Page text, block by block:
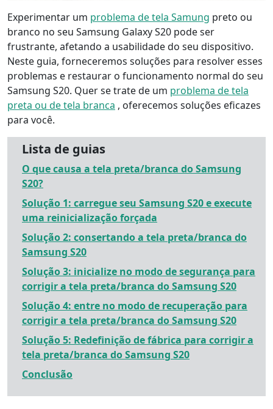
Experimentar um problema de tela Samung preto ou
branco no seu Samsung Galaxy S20 pode ser
frustrante, afetando a usabilidade do seu dispositivo.
Neste guia, forneceremos soluções para resolver esses
problemas e restaurar o funcionamento normal do seu
Samsung S20. Quer se trate de um problema de tela
preta ou de tela branca , oferecemos soluções eficazes
para você.
Lista de guias
O que causa a tela preta/branca do Samsung
S20?
Solução 1: carregue seu Samsung S20 e execute
uma reinicialização forçada
Solução 2: consertando a tela preta/branca do
Samsung S20
Solução 3: inicialize no modo de segurança para
corrigir a tela preta/branca do Samsung S20
Solução 4: entre no modo de recuperação para
corrigir a tela preta/branca do Samsung S20
Solução 5: Redefinição de fábrica para corrigir a
tela preta/branca do Samsung S20
Conclusão